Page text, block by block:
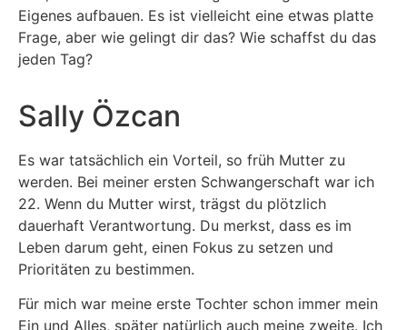
Eigenes aufbauen. Es ist vielleicht eine etwas platte
Frage, aber wie gelingt dir das? Wie schaffst du das
jeden Tag?
Sally Özcan
Es war tatsächlich ein Vorteil, so früh Mutter zu
werden. Bei meiner ersten Schwangerschaft war ich
22. Wenn du Mutter wirst, trägst du plötzlich
dauerhaft Verantwortung. Du merkst, dass es im
Leben darum geht, einen Fokus zu setzen und
Prioritäten zu bestimmen.
Für mich war meine erste Tochter schon immer mein
Ein und Alles, später natürlich auch meine zweite. Ich